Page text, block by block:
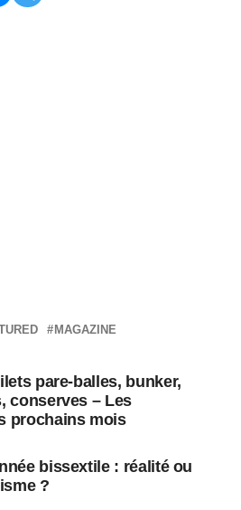
MAGAZINE
pare-balles, bunker,
conserves – Les
prochains mois
bissextile : réalité ou
?